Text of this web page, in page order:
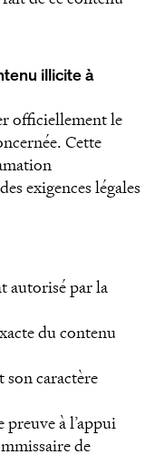
illicite à
officiellement le
Cette
exigences légales
autorisé par la
du contenu
caractère
preuve à l’appui
de